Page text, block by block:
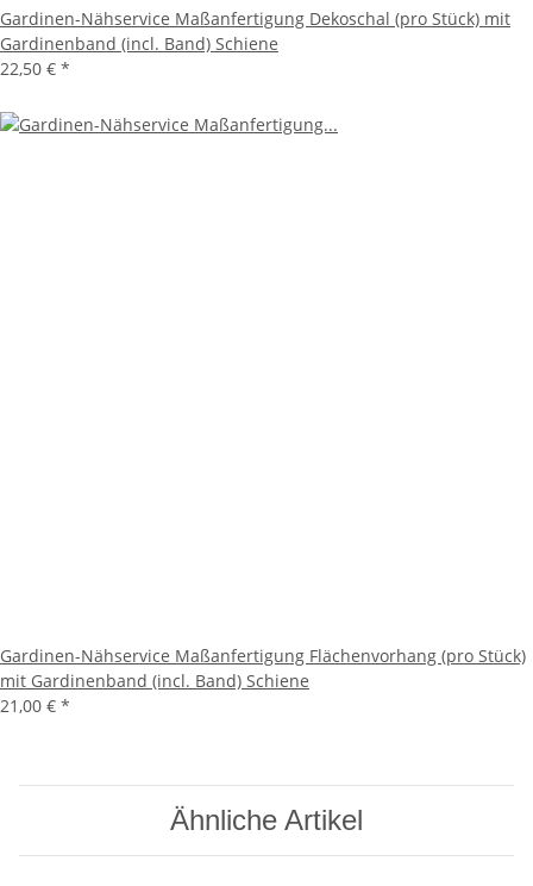
Gardinen-Nähservice Maßanfertigung Dekoschal (pro Stück) mit
Gardinenband (incl. Band) Schiene
22,50 € *
Gardinen-Nähservice Maßanfertigung Flächenvorhang (pro Stück)
mit Gardinenband (incl. Band) Schiene
21,00 € *
Ähnliche Artikel